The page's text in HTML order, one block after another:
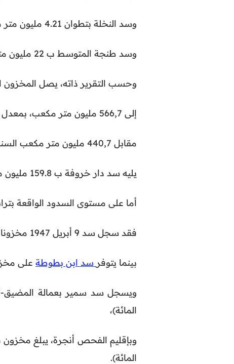
وسد النخلة بتطوان 4.21 مليون متر مكعب، وسد شفشاون ب 12.2 مليون متر مكعب،
وسد طنجة المتوسط ب 22 مليون متر مكعب.
وحسب التقرير ذاته، يصل المخزون
إلى 566,7 مليون متر مكعب، بمعدل ملء يناهز 84,2 في المائة،
مقابل 440,7 مليون متر مكعب السنة الماضية (65.5 في المائة)،
يليه سد دار خروفة ب 159.8 مليون متر مكعب (33.3 في المائة).
أما على مستوى السدود الواقعة
فقد سجل سد 9 أبريل 1947 مخزونا يصل إلى 59.3 مليون متر مكعب (19,8 في المائة)،
بينما يتوفر سد ابن بطوطة على مخزون يناهز 17.1
المائة)،
المائة).